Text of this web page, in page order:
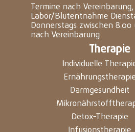
Therapie
Individuelle
Ernährungstherapie
Darmgesundheit
Detox-Therapie
Termine nach Vereinbarung,
Labor/Blutentnahme
Donnerstags zwischen
nach Vereinbarung